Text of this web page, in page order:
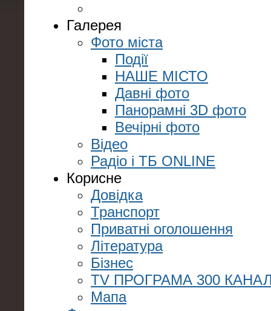
Галерея
Фото міста
Події
НАШЕ МІСТО
Давні фото
Панорамні 3D фото
Вечірні фото
Відео
Радіо і ТБ ONLINE
Корисне
Довідка
Транспорт
Приватні оголошення
Література
Бізнес
TV ПРОГРАМА 300
Мапа